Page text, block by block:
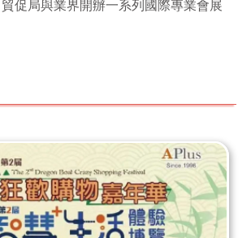
貿促局與業界開辦一系列國際專業會展